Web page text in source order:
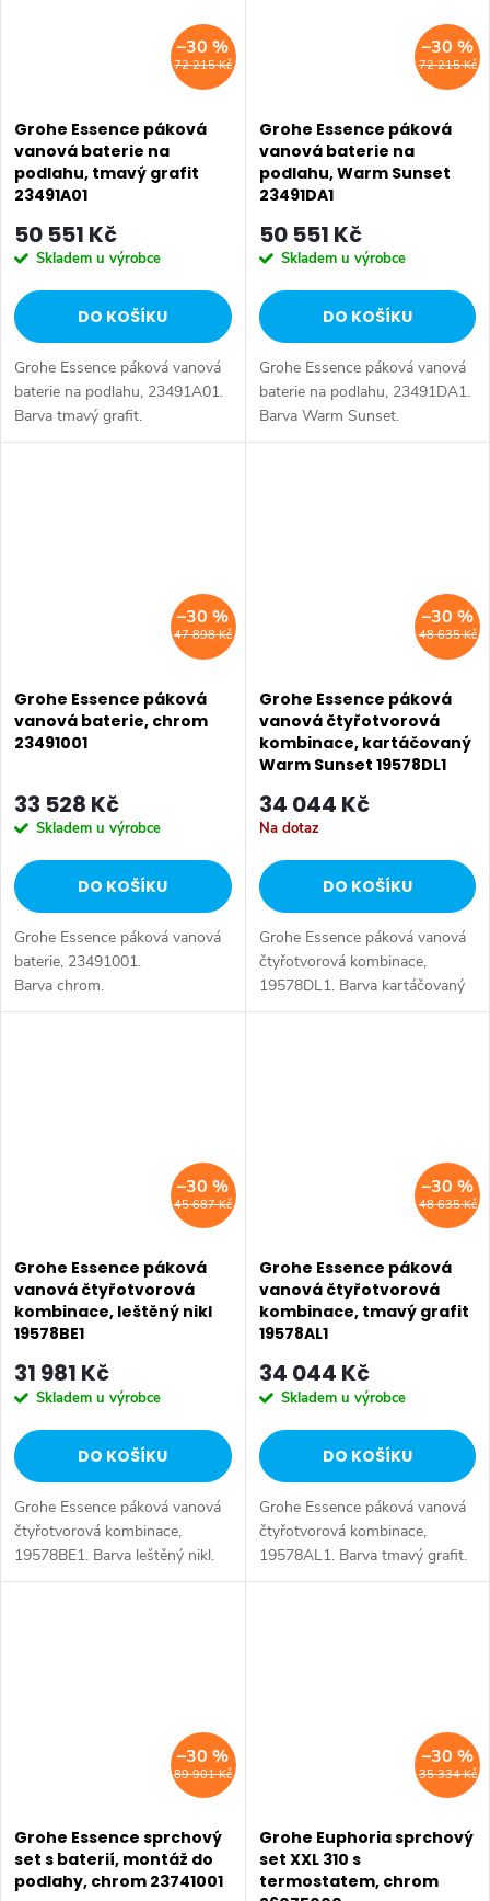
72 215 Kč
–30 %
Grohe Essence páková
vanová baterie na
podlahu, tmavý grafit
23491A01
50 551 Kč
Skladem u výrobce
DO KOŠÍKU
Grohe Essence páková vanová
baterie na podlahu, 23491A01.
Barva tmavý grafit.
72 215 Kč
–30 %
Grohe Essence páková
vanová baterie na
podlahu, Warm Sunset
23491DA1
50 551 Kč
Skladem u výrobce
DO KOŠÍKU
Grohe Essence páková vanová
baterie na podlahu, 23491DA1.
Barva Warm Sunset.
47 898 Kč
–30 %
Grohe Essence páková
vanová baterie, chrom
23491001
33 528 Kč
Skladem u výrobce
DO KOŠÍKU
Grohe Essence páková vanová
baterie, 23491001.
Barva chrom.
48 635 Kč
–30 %
Grohe Essence páková
vanová čtyřotvorová
kombinace, kartáčovaný
Warm Sunset 19578DL1
34 044 Kč
Na dotaz
DO KOŠÍKU
Grohe Essence páková vanová
čtyřotvorová kombinace,
19578DL1. Barva kartáčovaný
Warm Sunset.
45 687 Kč
–30 %
Grohe Essence páková
vanová čtyřotvorová
kombinace, leštěný nikl
19578BE1
31 981 Kč
Skladem u výrobce
DO KOŠÍKU
Grohe Essence páková vanová
čtyřotvorová kombinace,
19578BE1. Barva leštěný nikl.
48 635 Kč
–30 %
Grohe Essence páková
vanová čtyřotvorová
kombinace, tmavý grafit
19578AL1
34 044 Kč
Skladem u výrobce
DO KOŠÍKU
Grohe Essence páková vanová
čtyřotvorová kombinace,
19578AL1. Barva tmavý grafit.
89 901 Kč
–30 %
Grohe Essence sprchový
set s baterií, montáž do
podlahy, chrom 23741001
35 334 Kč
–30 %
Grohe Euphoria sprchový
set XXL 310 s
termostatem, chrom